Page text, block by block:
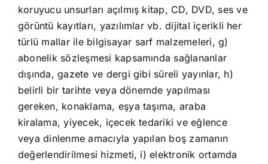
koruyucu unsurları açılmış kitap, CD, DVD, ses ve
görüntü kayıtları, yazılımlar vb. dijital içerikli her
türlü mallar ile bilgisayar sarf malzemeleri, g)
abonelik sözleşmesi kapsamında sağlananlar
dışında, gazete ve dergi gibi süreli yayınlar, h)
belirli bir tarihte veya dönemde yapılması
gereken, konaklama, eşya taşıma, araba
kiralama, yiyecek, içecek tedariki ve eğlence
veya dinlenme amacıyla yapılan boş zamanın
değerlendirilmesi hizmeti, i) elektronik ortamda